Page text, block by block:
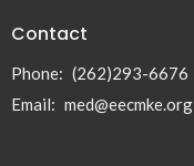
Contact
Phone: (262)293-6676
Email: med@eecmke.org